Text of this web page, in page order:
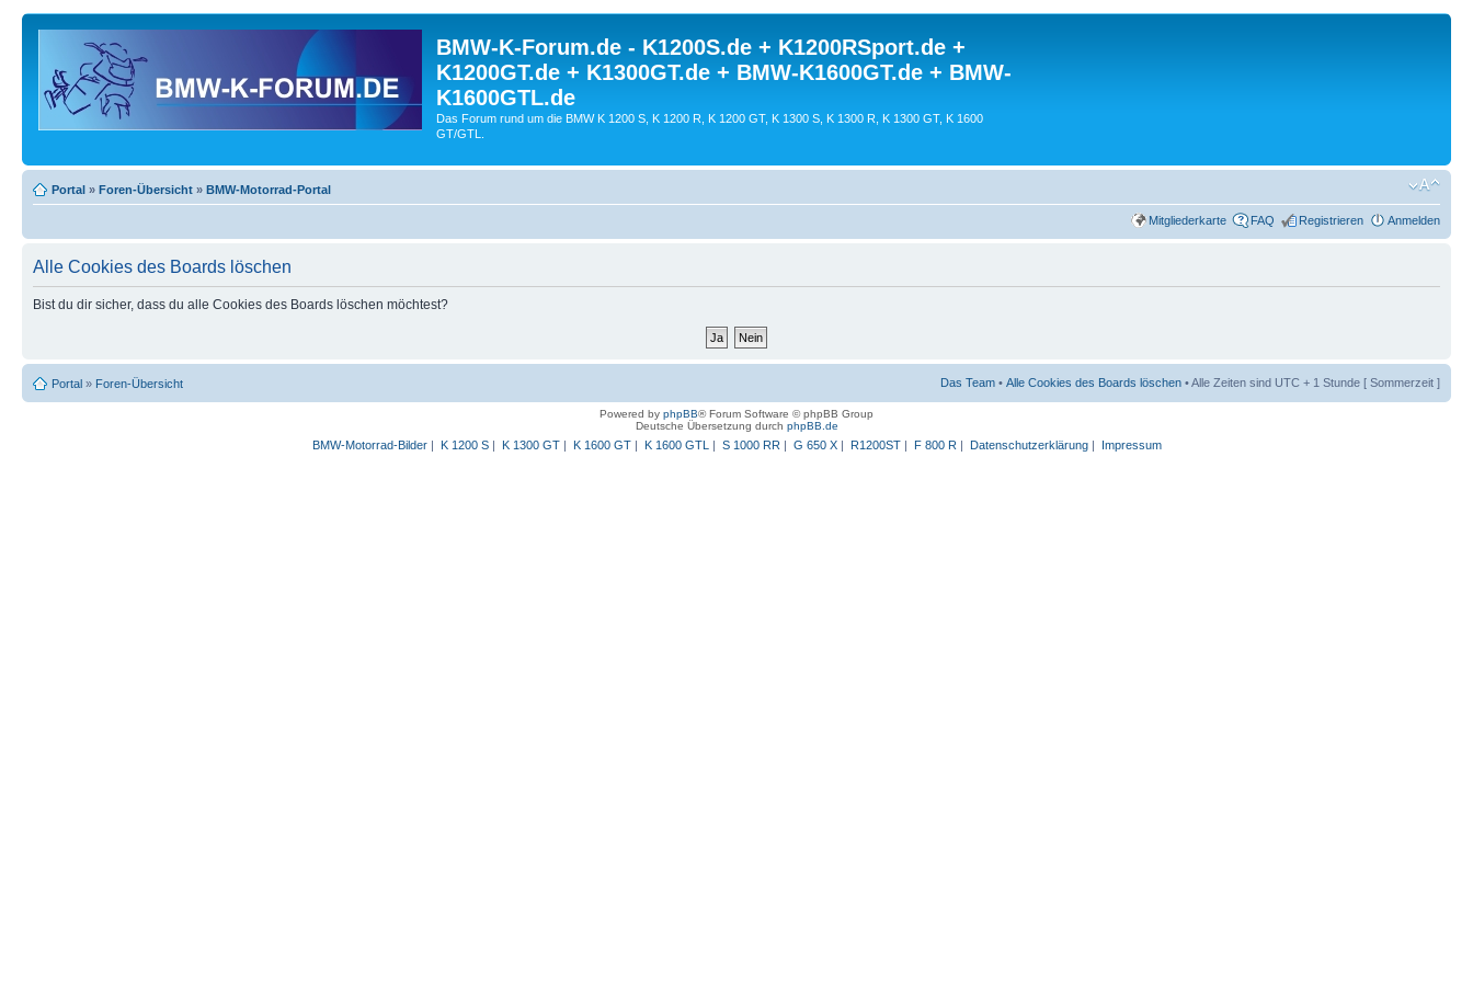
BMW-K-Forum.de - K1200S.de + K1200RSport.de +
K1200GT.de + K1300GT.de + BMW-K1600GT.de + BMW-
K1600GTL.de
Das Forum rund um die BMW K 1200 S, K 1200 R, K 1200 GT, K 1300 S, K 1300 R, K 1300 GT, K 1600
GT/GTL.
Portal » Foren-Übersicht » BMW-Motorrad-Portal
Mitgliederkarte FAQ Registrieren Anmelden
Alle Cookies des Boards löschen
Bist du dir sicher, dass du alle Cookies des Boards löschen möchtest?
Portal » Foren-Übersicht Das Team • Alle Cookies des Boards löschen • Alle Zeiten sind UTC + 1 Stunde [ Sommerzeit ]
Powered by phpBB® Forum Software © phpBB Group
Deutsche Übersetzung durch phpBB.de
BMW-Motorrad-Bilder| K 1200 S| K 1300 GT| K 1600 GT| K 1600 GTL | S 1000 RR | G 650 X| R1200ST| F 800 R | Datenschutzerklärung| Impressum